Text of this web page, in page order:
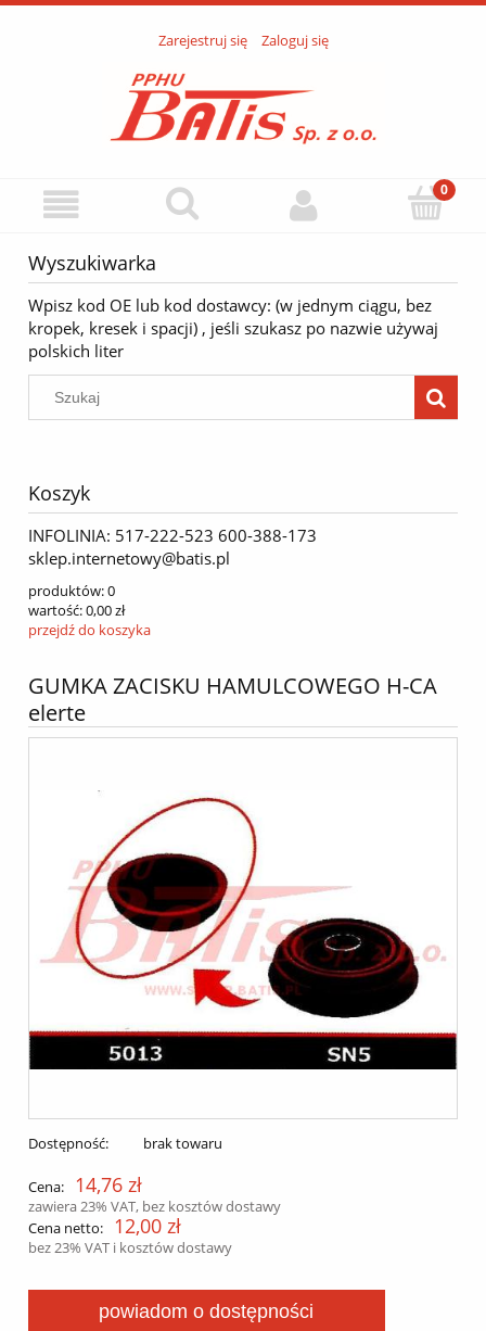
Zarejestruj się Zaloguj się
Wyszukiwarka
Wpisz kod OE lub kod dostawcy: (w jednym ciągu, bez
kropek, kresek i spacji) , jeśli szukasz po nazwie używaj
polskich liter
Koszyk
INFOLINIA: 517-222-523 600-388-173
sklep.internetowy@batis.pl
produktów:0
wartość:0,00 zł
przejdź do koszyka
GUMKA ZACISKU HAMULCOWEGO H-CA
elerte
Dostępność: brak towaru
Cena: 14,76 zł
zawiera 23% VAT, bez kosztów dostawy
Cena netto:
12,00 zł
bez 23% VAT i kosztów dostawy
powiadom o dostępności